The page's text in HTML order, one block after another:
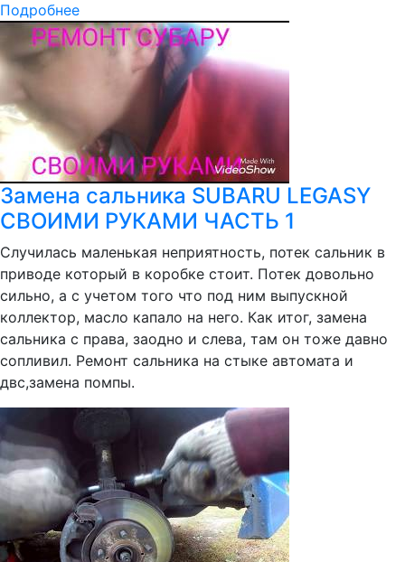
Подробнее
Замена сальника SUBARU LEGASY
СВОИМИ РУКАМИ ЧАСТЬ 1
Случилась маленькая неприятность, потек сальник в
приводе который в коробке стоит. Потек довольно
сильно, а с учетом того что под ним выпускной
коллектор, масло капало на него. Как итог, замена
сальника с права, заодно и слева, там он тоже давно
сопливил. Ремонт сальника на стыке автомата и
двс,замена помпы.